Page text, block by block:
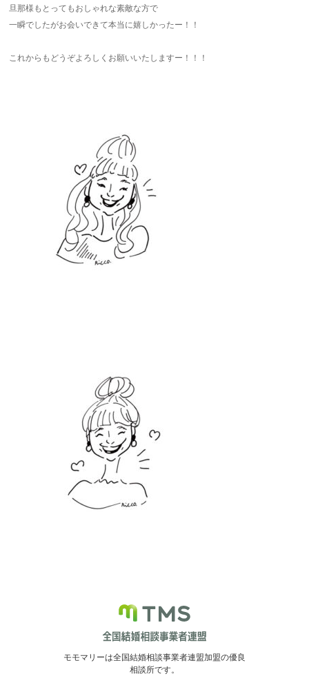
旦那様もとってもおしゃれな素敵な方で
一瞬でしたがお会いできて本当に嬉しかったー！！
これからもどうぞよろしくお願いいたしますー！！！
モモマリーは全国結婚相談事業者連盟加盟の優良
相談所です。